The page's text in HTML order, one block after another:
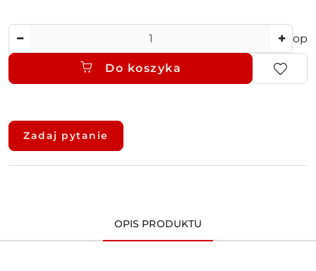
op
Do koszyka
Dostępność
dostawa
Zadaj pytanie
OPIS PRODUKTU